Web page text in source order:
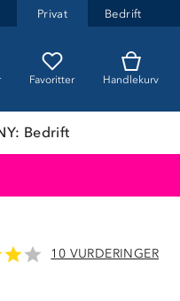
Privat Bedrift
Favoritter Handlekurv
Bedrift
10 VURDERINGER